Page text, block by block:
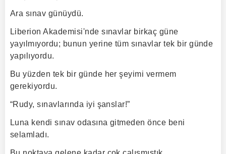
Ara sınav günüydü.
Liberion Akademisi'nde sınavlar birkaç güne
yayılmıyordu; bunun yerine tüm sınavlar tek bir günde
yapılıyordu.
Bu yüzden tek bir günde her şeyimi vermem
gerekiyordu.
“Rudy, sınavlarında iyi şanslar!”
Luna kendi sınav odasına gitmeden önce beni
selamladı.